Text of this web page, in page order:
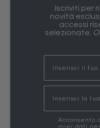
Iscriviti per
novità
accessi
selezionate.
marketing
Acconsento